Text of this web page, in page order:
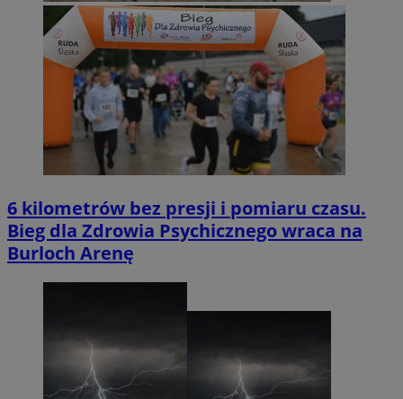
6 kilometrów bez presji i pomiaru czasu.
Bieg dla Zdrowia Psychicznego wraca na
Burloch Arenę